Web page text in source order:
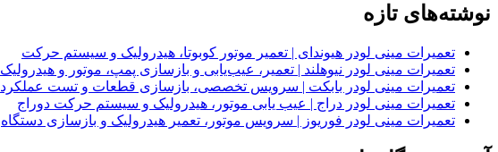
نوشته‌های تازه
تعمیرات مینی لودر هیوندای | تعمیر موتور کوبوتا، هیدرولیک و سیستم حرکت
تعمیرات مینی لودر نیوهلند | تعمیر، عیب‌یابی و بازسازی پمپ، موتور و هیدرولیک
تعمیرات مینی لودر بابکت | سرویس تخصصی، بازسازی قطعات و تست عملکرد
تعمیرات مینی لودر دراج | عیب یابی موتور، هیدرولیک و سیستم حرکت دوراج
تعمیرات مینی لودر فوریوز | سرویس موتور، تعمیر هیدرولیک و بازسازی دستگاه